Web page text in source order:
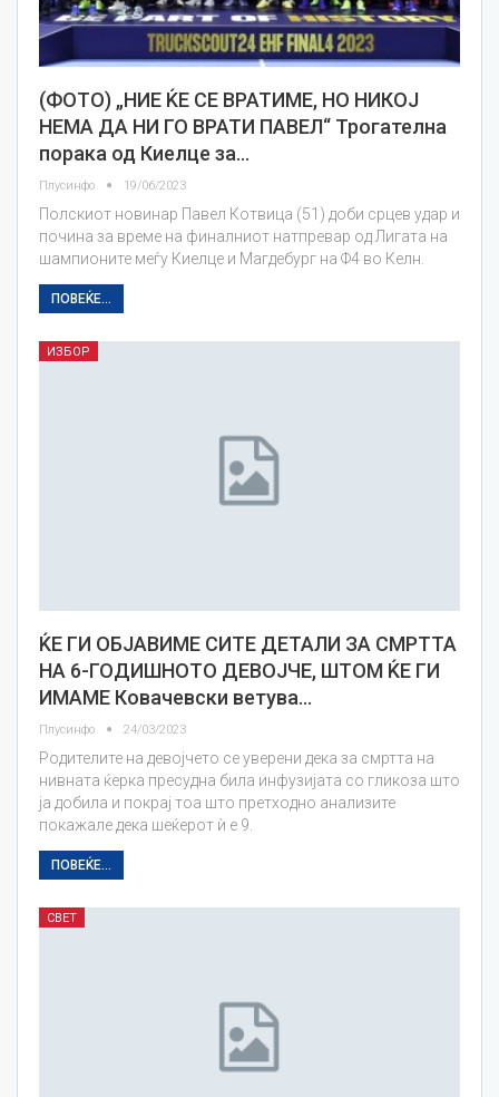
(ФОТО) „НИЕ ЌЕ СЕ ВРАТИМЕ, НО НИКОЈ
НЕМА ДА НИ ГО ВРАТИ ПАВЕЛ“ Трогателна
порака од Киелце за…
Плусинфо 19/06/2023
Полскиот новинар Павел Котвица (51) доби срцев удар и
почина за време на финалниот натпревар од Лигата на
шампионите меѓу Киелце и Магдебург на Ф4 во Келн.
ПОВЕЌЕ...
ИЗБОР
ЌЕ ГИ ОБЈАВИМЕ СИТЕ ДЕТАЛИ ЗА СМРТТА
НА 6-ГОДИШНОТО ДЕВОЈЧЕ, ШТОМ ЌЕ ГИ
ИМАМЕ Ковачевски ветува…
Плусинфо 24/03/2023
Родителите на девојчето се уверени дека за смртта на
нивната ќерка пресудна била инфузијата со гликоза што
ја добила и покрај тоа што претходно анализите
покажале дека шеќерот ѝ е 9.
ПОВЕЌЕ...
СВЕТ